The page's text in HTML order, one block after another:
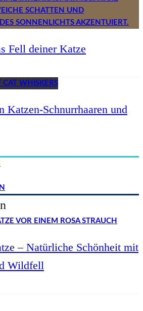
Fell deiner Katze
Katzen-Schnurrhaaren und
– Natürliche Schönheit mit
Wildfell